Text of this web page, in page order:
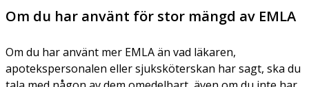
Om du har använt för stor mängd av EMLA
Om du har använt mer EMLA än vad läkaren,
apotekspersonalen eller sjuksköterskan har sagt, ska du